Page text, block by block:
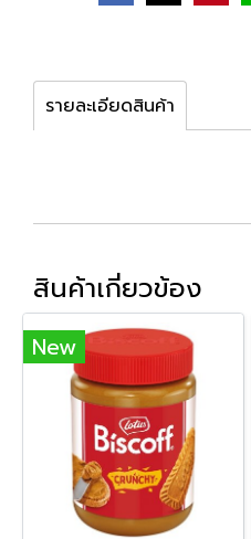
รายละเอียดสินค้า
สินค้าเกี่ยวข้อง
New